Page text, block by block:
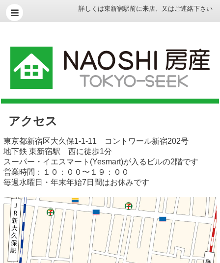
詳しくは東新宿駅前に来店、 又はご連絡下さい
アクセス
東京都新宿区大久保1-1-11 コントワール新宿202号
地下鉄 東新宿駅 西に徒歩1分
スーパー・イエスマート(Yesmart)が入るビルの2階です
営業時間：１０：００〜１９：００
毎週水曜日・年末年始7日間はお休みです